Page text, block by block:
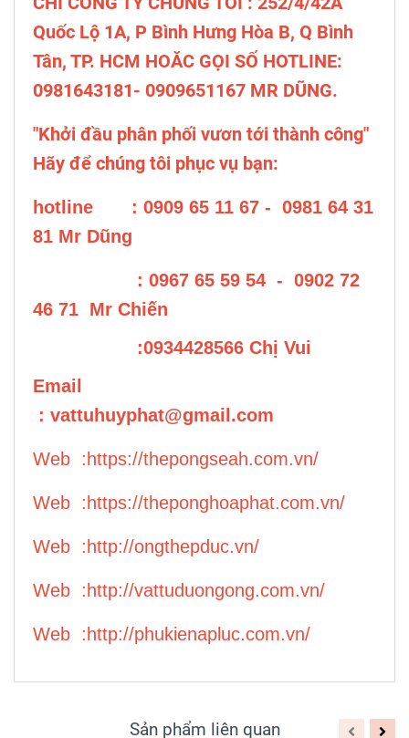
Quốc Lộ 1A, P Bình Hưng Hòa B, Q Bình
Tân, TP. HCM HOĂC GỌI SỐ HOTLINE:
0981643181- 0909651167 MR DŨNG.
"Khởi đầu phân phối vươn tới thành công"
Hãy để chúng tôi phục vụ bạn:
hotline : 0909 65 11 67 - 0981 64 31
81 Mr Dũng
: 0967 65 59 54 - 0902 72
46 71 Mr Chiến
:0934428566 Chị Vui
Email
: vattuhuyphat@gmail.com
Web : https://thepongseah.com.vn/
Web : https://theponghoaphat.com.vn/
Web : http://ongthepduc.vn/
Web : http://vattuduongong.com.vn/
Web : http://phukienapluc.com.vn/
Sản phẩm liên quan